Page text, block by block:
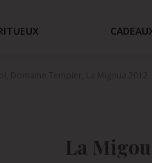
La